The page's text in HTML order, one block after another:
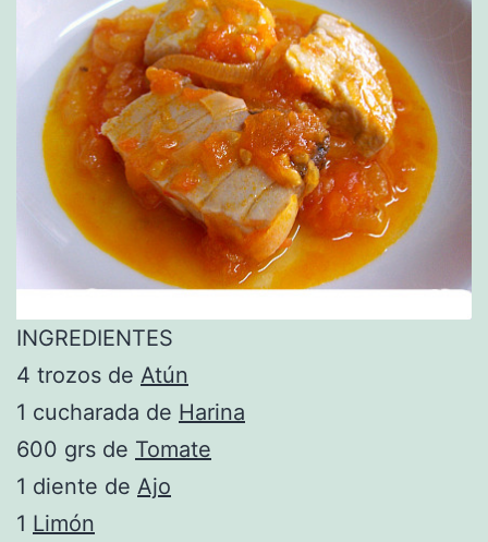
INGREDIENTES
4 trozos de Atún
1 cucharada de Harina
600 grs de Tomate
1 diente de Ajo
1 Limón